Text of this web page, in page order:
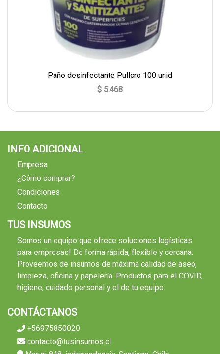
Paño desinfectante Pullcro 100 unid
$ 5.468
INFO ADICIONAL
Empresa
¿Cómo comprar?
Condiciones
Contacto
TUS INSUMOS
Somos un equipo que ofrece soluciones logísticas
para empresas! De forma rápida, flexible y cercana.
Proveemos de insumos de máxima calidad de aseo,
limpieza, oficina y papelería. Productos para el COVID,
higiene, cuidado personal y el de tu equipo.
CONTÁCTANOS
+56975850020
contacto@tusinsumos.cl